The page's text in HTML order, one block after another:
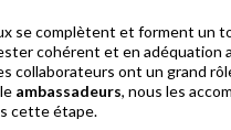
se complètent et forment un
cohérent et en adéquation
collaborateurs ont un grand
ambassadeurs, nous les
cette étape.